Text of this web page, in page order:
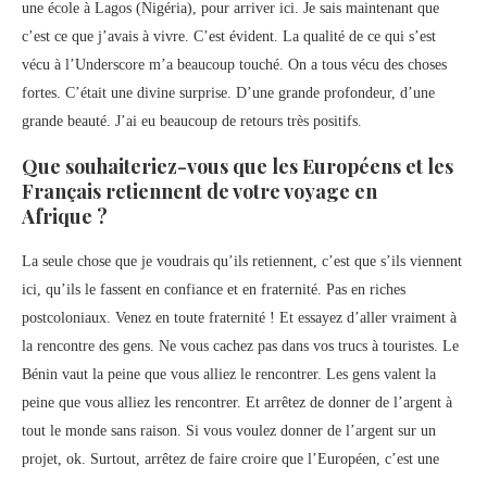
une école à Lagos (Nigéria), pour arriver ici. Je sais maintenant que
c’est ce que j’avais à vivre. C’est évident. La qualité de ce qui s’est
vécu à l’Underscore m’a beaucoup touché. On a tous vécu des choses
fortes. C’était une divine surprise. D’une grande profondeur, d’une
grande beauté. J’ai eu beaucoup de retours très positifs.
Que souhaiteriez-vous que les Européens et les
Français retiennent de votre voyage en
Afrique ?
La seule chose que je voudrais qu’ils retiennent, c’est que s’ils viennent
ici, qu’ils le fassent en confiance et en fraternité. Pas en riches
postcoloniaux. Venez en toute fraternité ! Et essayez d’aller vraiment à
la rencontre des gens. Ne vous cachez pas dans vos trucs à touristes. Le
Bénin vaut la peine que vous alliez le rencontrer. Les gens valent la
peine que vous alliez les rencontrer. Et arrêtez de donner de l’argent à
tout le monde sans raison. Si vous voulez donner de l’argent sur un
projet, ok. Surtout, arrêtez de faire croire que l’Européen, c’est une